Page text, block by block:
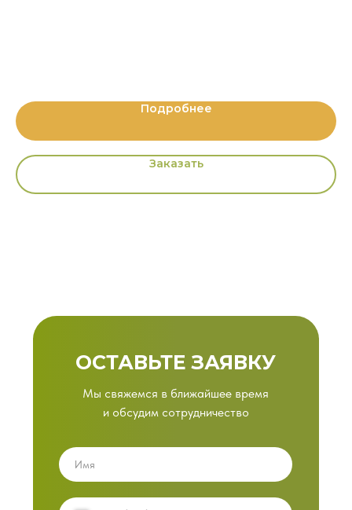
Подробнее
Заказать
ОСТАВЬТЕ ЗАЯВКУ
Мы свяжемся в ближайшее время
и обсудим сотрудничество